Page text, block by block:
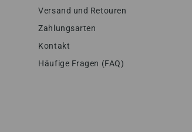
Versand und Retouren
Zahlungsarten
Kontakt
Häufige Fragen (FAQ)